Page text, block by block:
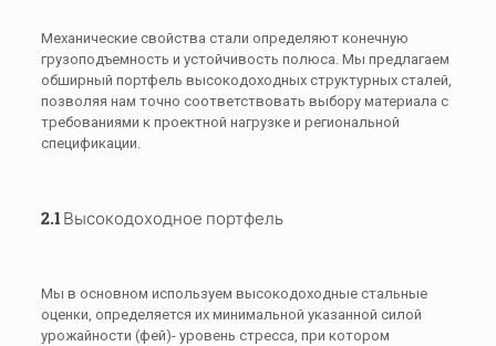
Механические свойства стали определяют конечную
грузоподъемность и устойчивость полюса. Мы предлагаем
обширный портфель высокодоходных структурных сталей,
позволяя нам точно соответствовать выбору материала с
требованиями к проектной нагрузке и региональной
спецификации.
2.1 Высокодоходное портфель
Мы в основном используем высокодоходные стальные
оценки, определяется их минимальной указанной силой
урожайности (фей)- уровень стресса, при котором